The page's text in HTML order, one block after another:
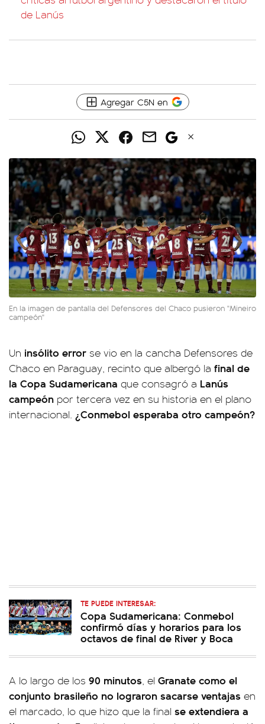
de Lanús
Agregar C5N en
En la imagen de pantalla del Defensores del Chaco pusieron "Mineiro
campeón"
Un insólito error se vio en la cancha Defensores de
Chaco en Paraguay, recinto que albergó la final de
la Copa Sudamericana que consagró a Lanús
campeón por tercera vez en su historia en el plano
internacional. ¿Conmebol esperaba otro campeón?
TE PUEDE INTERESAR:
Copa Sudamericana: Conmebol
confirmó días y horarios para los
octavos de final de River y Boca
A lo largo de los 90 minutos, el Granate como el
conjunto brasileño no lograron sacarse ventajas en
el marcado, lo que hizo que la final se extendiera a